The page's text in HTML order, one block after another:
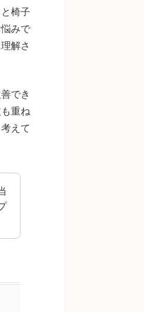
椅子
みで
解さ
でき
重ね
えて